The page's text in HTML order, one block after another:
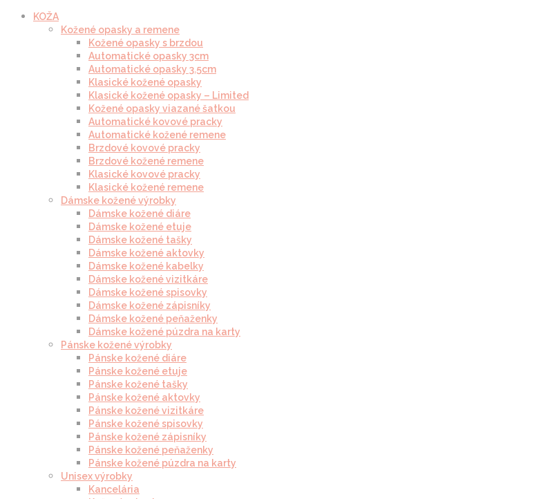
KOŽA
Kožené opasky a remene
Kožené opasky s brzdou
Automatické opasky 3cm
Automatické opasky 3.5cm
Klasické kožené opasky
Klasické kožené opasky – Limited
Kožené opasky viazané šatkou
Automatické kovové pracky
Automatické kožené remene
Brzdové kovové pracky
Brzdové kožené remene
Klasické kovové pracky
Klasické kožené remene
Dámske kožené výrobky
Dámske kožené diáre
Dámske kožené etuje
Dámske kožené tašky
Dámske kožené aktovky
Dámske kožené kabelky
Dámske kožené vizitkáre
Dámske kožené spisovky
Dámske kožené zápisníky
Dámske kožené peňaženky
Dámske kožené púzdra na karty
Pánske kožené výrobky
Pánske kožené diáre
Pánske kožené etuje
Pánske kožené tašky
Pánske kožené aktovky
Pánske kožené vizitkáre
Pánske kožené spisovky
Pánske kožené zápisníky
Pánske kožené peňaženky
Pánske kožené púzdra na karty
Unisex výrobky
Kancelária